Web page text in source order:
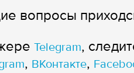
вопросы
Telegram,
, ВКонтакте,